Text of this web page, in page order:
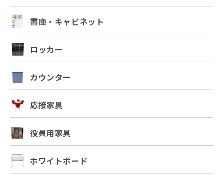
書庫・キャビネット
ロッカー
カウンター
応接家具
役員用家具
ホワイトボード